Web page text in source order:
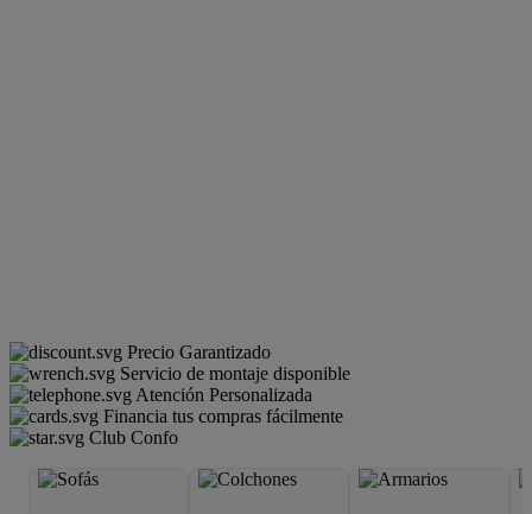
Precio Garantizado
Servicio de montaje disponible
Atención Personalizada
Financia tus compras fácilmente
Club Confo